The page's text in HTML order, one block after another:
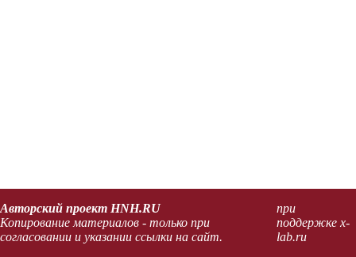
Авторский проект HNH.RU
Копирование материалов - только при
согласовании и указании ссылки на сайт.
при
поддержке x-
lab.ru